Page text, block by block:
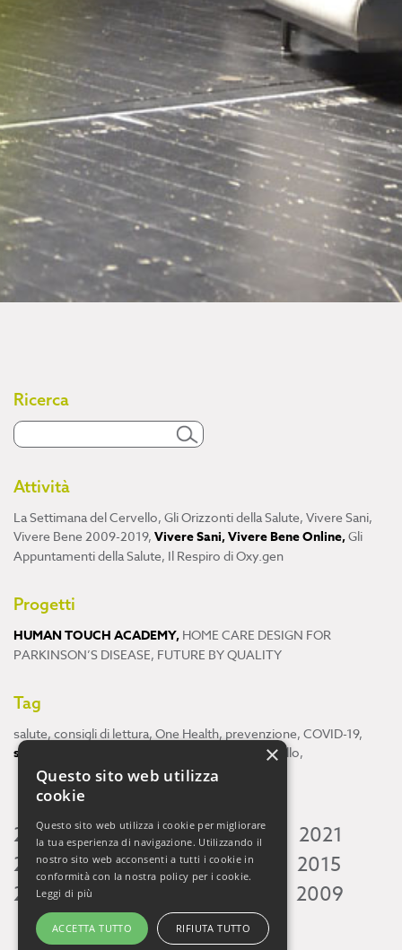
Ricerca
Attività
La Settimana del Cervello, Gli Orizzonti della Salute, Vivere Sani,
Vivere Bene 2009-2019, Vivere Sani, Vivere Bene Online,Gli
Appuntamenti della Salute, Il Respiro di Oxy.gen
Progetti
HUMAN TOUCH ACADEMY, HOME CARE DESIGN FOR
PARKINSON’S DISEASE, FUTURE BY QUALITY
Tag
salute, consigli di lettura, One Health, prevenzione, COVID-19,
scienza cervello,
2026 2025 2024 2023 2022
2021
2020 2019 2018 2017 2016
2015
2014 2013 2009
×
Questo sito web utilizza
cookie
Questo sito web utilizza i cookie per migliorare
la tua esperienza di navigazione. Utilizzando il
nostro sito web acconsenti a tutti i cookie in
conformità con la nostra policy per i cookie.
Leggi di più
ACCETTA TUTTO RIFIUTA TUTTO